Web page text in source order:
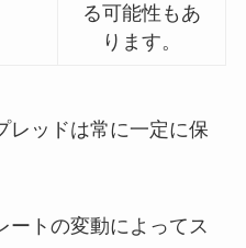
る可能性もあ
ります。
レッドは常に一定に保
ートの変動によってス